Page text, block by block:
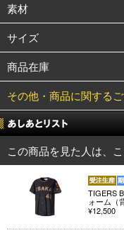
素材
サイズ
商品在庫
その他・商品に関する
この商品を見た人は、
TIGERS
ォーム
¥12,500